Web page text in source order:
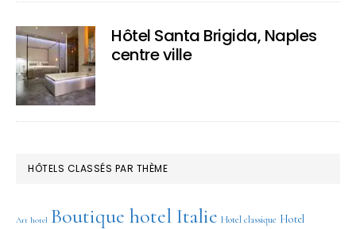
Hôtel Santa Brigida, Naples
centre ville
HÔTELS CLASSÉS PAR THÈME
Art hotel Boutique hotel Italie Hotel classique Hotel